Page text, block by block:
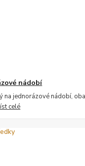
nádobí
na jednorázové nádobí,
celé